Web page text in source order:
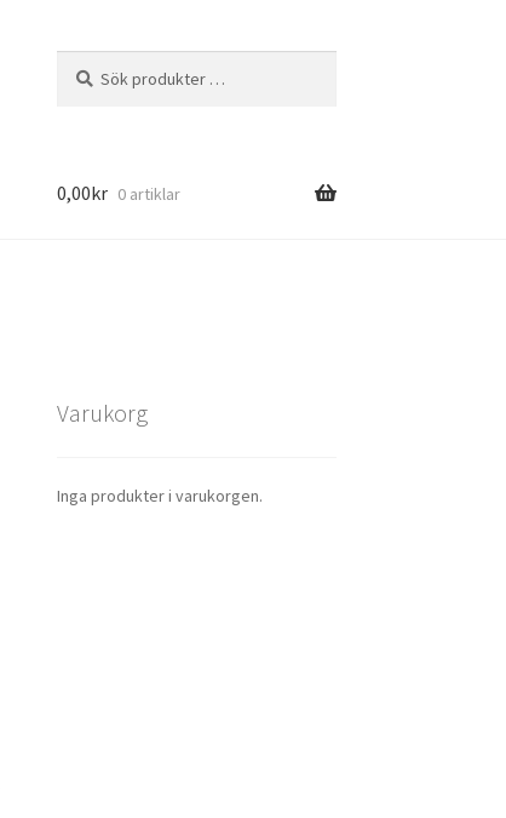
efter:
0,00kr 0 artiklar
Varukorg
Inga produkter i varukorgen.